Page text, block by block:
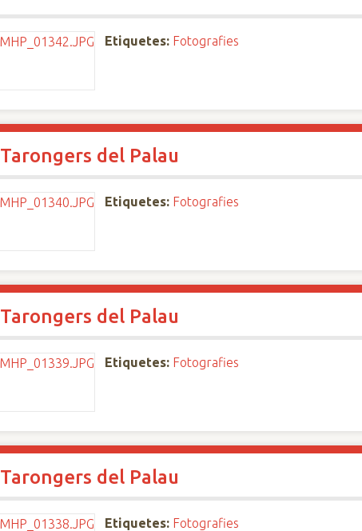
Etiquetes: Fotografies
del Palau
Etiquetes: Fotografies
del Palau
Etiquetes: Fotografies
del Palau
Etiquetes: Fotografies